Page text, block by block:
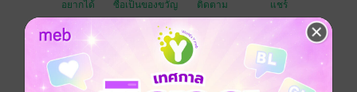
อยากได้ ซื้อเป็นของขวัญ ติดตาม แชร์
คนที่เป็นผู้บริหารระดับสูง โดยเฉพาะคนที่มีคุณวุฒิและวัย
วุฒิสูงไม่ว่าในภาครัฐหรือในภาคเอกชนมักมีฟอร์มมาก ๆ